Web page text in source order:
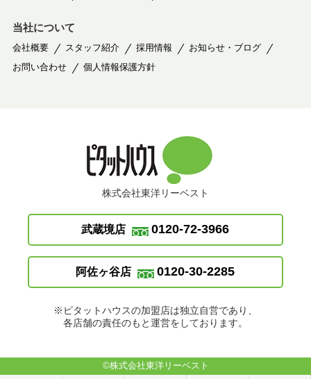
当社について
会社概要 スタッフ紹介 採用情報
お知らせ・ブログ
お問い合わせ
個人情報保護方針
株式会社東洋リーベスト
武蔵境店 0120-72-3966
阿佐ヶ谷店 0120-30-2285
※ピタットハウスの加盟店は独立自営であり、
各店舗の責任のもと運営をしております。
©株式会社東洋リーベスト